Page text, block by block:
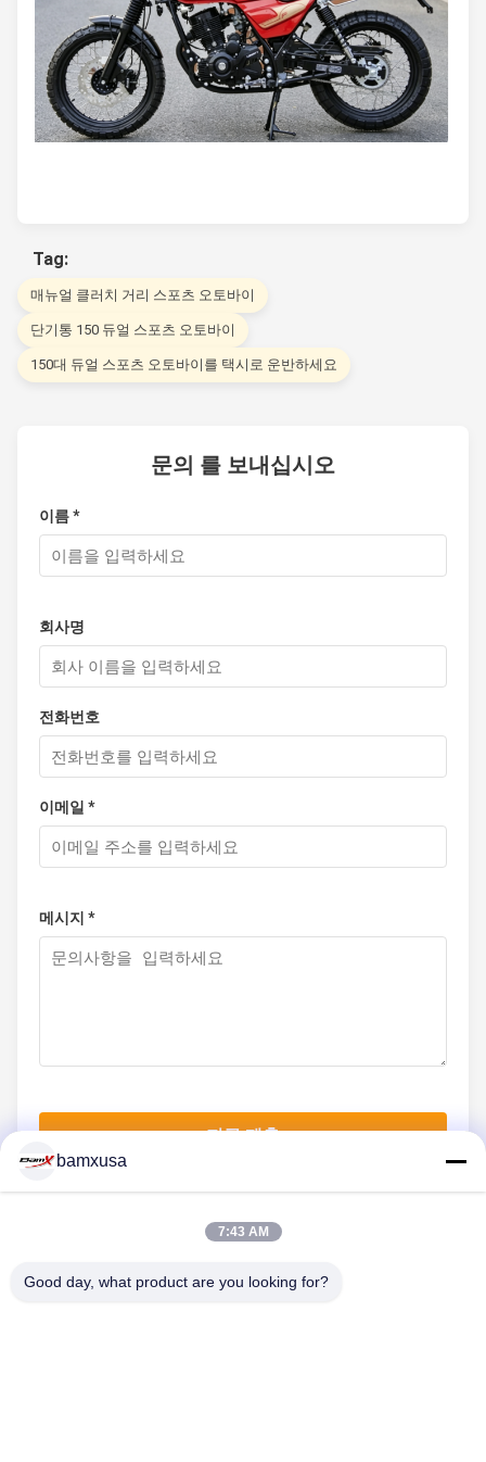
Tag:
매뉴얼 클러치 거리 스포츠 오토바이
단기통 150 듀얼 스포츠 오토바이
150대 듀얼 스포츠 오토바이를 택시로 운반하세요
문의 를 보내십시오
이름 *
회사명
전화번호
이메일 *
메시지 *
지금 제출
bamxusa
7:43 AM
Good day, what product are you looking for?